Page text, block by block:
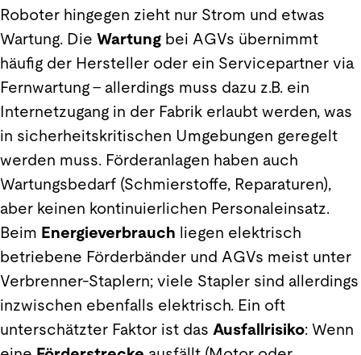
Roboter hingegen zieht nur Strom und etwas
Wartung. Die Wartung bei AGVs übernimmt
häufig der Hersteller oder ein Servicepartner via
Fernwartung – allerdings muss dazu z.B. ein
Internetzugang in der Fabrik erlaubt werden, was
in sicherheitskritischen Umgebungen geregelt
werden muss. Förderanlagen haben auch
Wartungsbedarf (Schmierstoffe, Reparaturen),
aber keinen kontinuierlichen Personaleinsatz.
Beim Energieverbrauch liegen elektrisch
betriebene Förderbänder und AGVs meist unter
Verbrenner-Staplern; viele Stapler sind allerdings
inzwischen ebenfalls elektrisch. Ein oft
unterschätzter Faktor ist das Ausfallrisiko: Wenn